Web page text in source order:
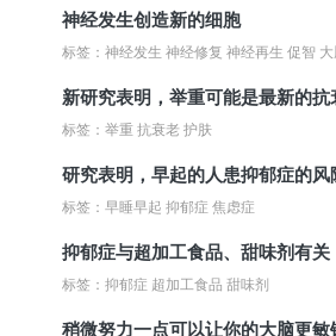
神经发生创造新的细胞
标签：神经发生 神经修复 神经再生 促智
新研究表明，举重可能是最新的
标签：举重 抗衰老 护肤
研究表明，早起的人患抑郁症的风
标签：早睡早起 抑郁症 焦虑症
抑郁症与超加工食品、甜味剂有关
标签：抑郁症 超加工食品 甜味剂
稍微努力一点可以让你的大脑更敏